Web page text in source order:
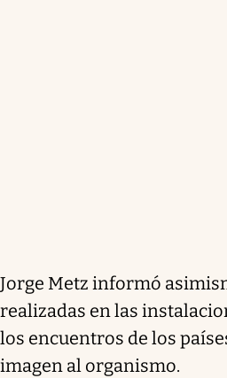
Jorge Metz informó
realizadas en las
los encuentros de los
imagen al organismo.